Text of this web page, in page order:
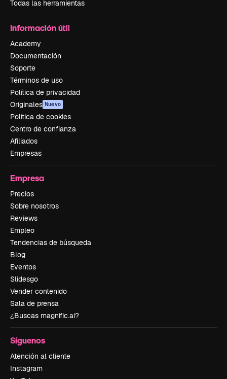
Todas las herramientas
Información útil
Academy
Documentación
Soporte
Términos de uso
Política de privacidad
Originales Nuevo
Política de cookies
Centro de confianza
Afiliados
Empresas
Empresa
Precios
Sobre nosotros
Reviews
Empleo
Tendencias de búsqueda
Blog
Eventos
Slidesgo
Vender contenido
Sala de prensa
¿Buscas magnific.ai?
Síguenos
Atención al cliente
Instagram